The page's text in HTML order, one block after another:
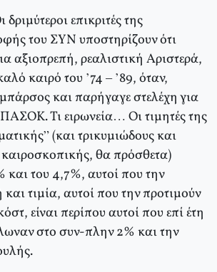
επικριτές της
του ΣΥΝ υποστηρίζουν ότι
αξιοπρεπή, ρεαλιστική Αριστερά,
καιρό του ’74 – ’89, όταν,
και παρήγαγε στελέχη για
Τι ειρωνεία… Οι τιμητές της
(και τρικυμιώδους και
θα πρόσθετα)
και του 4,7%, αυτοί που την
τιμία, αυτοί που την προτιμούν
είναι περίπου αυτοί που επί έτη
στο συν-πλην 2% και την